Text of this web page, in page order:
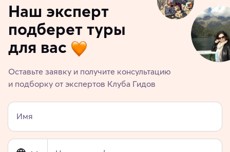
Наш эксперт
подберет туры
для вас
Оставьте заявку и получите консультацию
и подборку от экспертов Клуба Гидов
Имя